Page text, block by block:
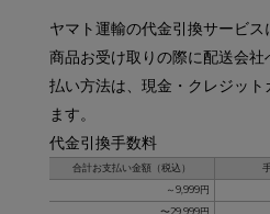
ヤマト運輸の代金引換サービス
商品お受け取りの際に配送会
払い方法は、現金・クレジッ
ます。
代金引換手数料
合計お支払い金額（税込）
～9,999円
〜29,999円